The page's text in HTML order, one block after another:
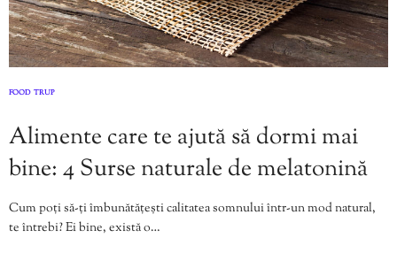
FOOD TRUP
Alimente care te ajută să dormi mai
bine: 4 Surse naturale de melatonină
Cum poți să-ți îmbunătățești calitatea somnului într-un mod natural,
te întrebi? Ei bine, există o…